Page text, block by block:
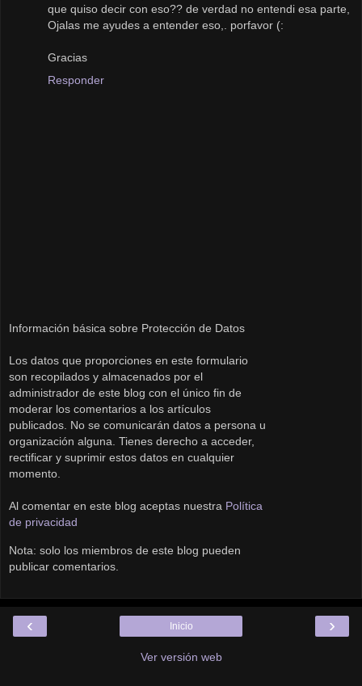
que quiso decir con eso?? de verdad no entendi esa parte,
Ojalas me ayudes a entender eso,. porfavor (:
Gracias
Responder
Información básica sobre Protección de Datos
Los datos que proporciones en este formulario
son recopilados y almacenados por el
administrador de este blog con el único fin de
moderar los comentarios a los artículos
publicados. No se comunicarán datos a persona u
organización alguna. Tienes derecho a acceder,
rectificar y suprimir estos datos en cualquier
momento.
Al comentar en este blog aceptas nuestra Política
de privacidad
Nota: solo los miembros de este blog pueden
publicar comentarios.
‹ ›
Inicio
Ver versión web